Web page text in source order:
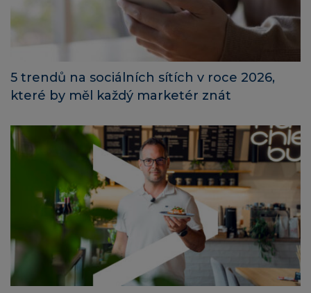
5 trendů na sociálních sítích v roce 2026,
které by měl každý marketér znát